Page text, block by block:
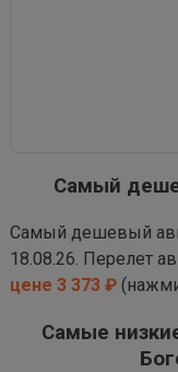
Самый
Самый дешевый
18.08.26. Перелет
цене 3 373 ₽
Самые